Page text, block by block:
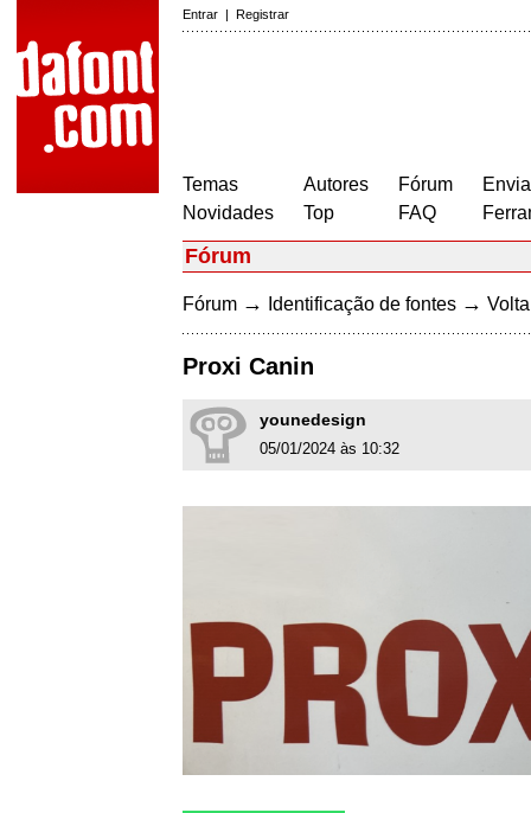
Entrar | Registrar
Temas
Novidades
Autores
Top
Fórum
FAQ
Fórum
Fórum → Identificação de fontes →
Proxi Canin
younedesign
05/01/2024 às 10:32